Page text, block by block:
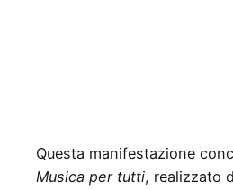
Questa manifestazione
Musica per tutti, realizzato